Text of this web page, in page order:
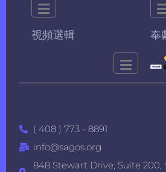
視頻選輯 奉
( 408 ) 773 - 8891
info@sagos.org
848 Stewart Drive, Suite 200,